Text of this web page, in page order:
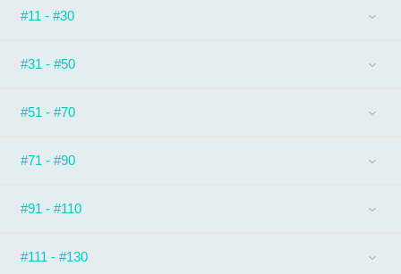
#11 - #30
#31 - #50
#51 - #70
#71 - #90
#91 - #110
#111 - #130